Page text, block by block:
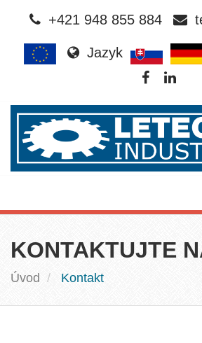
+421 948 855 884
Jazyk
KONTAKTUJTE
Úvod Kontakt